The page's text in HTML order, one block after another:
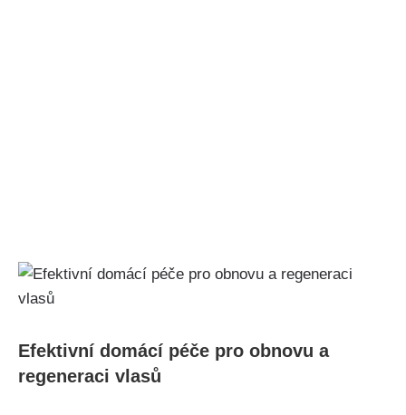
Efektivní ⁢domácí péče pro obnovu a
regeneraci vlasů